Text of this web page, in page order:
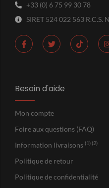
+33 (0) 6 75 99 30 78
SIRET 524 022 563 R.C.S.
Besoin d'aide
Mon compte
Foire aux questions (FAQ)
Information livraisons (1) (2)
Politique de retour
Politique de confidentialité